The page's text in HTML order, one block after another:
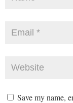
Save my name,